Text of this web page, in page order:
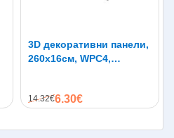
3D декоративни панели,
260х16см, WPC4,
14.32€6.30€